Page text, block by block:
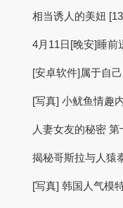
相当诱人的美妞
4月11日[晚安]睡前
[安卓软件]属于自
[写真] 小鱿鱼情趣
人妻女友的秘密 第
揭秘哥斯拉与人猿
[写真] 韩国人气模